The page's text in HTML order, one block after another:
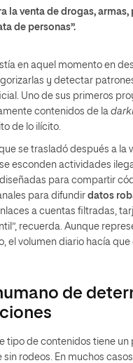
la venta de drogas,
de personas”.
en aquel momento en
y detectar
Uno de sus primeros
contenidos de la
de lo ilícito.
se trasladó después a la
esconden actividades
para compartir
para difundir datos
a cuentas filtradas,
recuerda. Aunque
el volumen diario hacía
de
tipo de contenidos tiene un
sin rodeos. En muchos